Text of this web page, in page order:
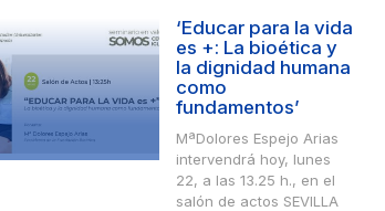
‘Educar para la vida
es +: La bioética y
la dignidad humana
como
fundamentos’
MªDolores Espejo Arias
intervendrá hoy, lunes
22, a las 13.25 h., en el
salón de actos SEVILLA